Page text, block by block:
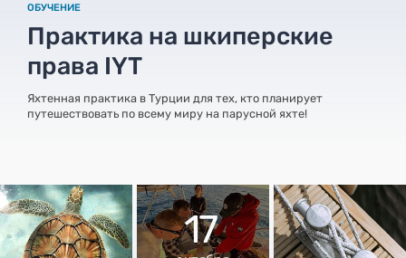
ОБУЧЕНИЕ
Практика на шкиперские
права IYT
Яхтенная практика в Турции для тех, кто планирует
путешествовать по всему миру на парусной яхте!
17